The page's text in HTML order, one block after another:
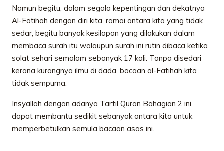
Namun begitu, dalam segala kepentingan dan dekatnya
Al-Fatihah dengan diri kita, ramai antara kita yang tidak
sedar, begitu banyak kesilapan yang dilakukan dalam
membaca surah itu walaupun surah ini rutin dibaca ketika
solat sehari semalam sebanyak 17 kali. Tanpa disedari
kerana kurangnya ilmu di dada, bacaan al-Fatihah kita
tidak sempurna.
Insyallah dengan adanya Tartil Quran Bahagian 2 ini
dapat membantu sedikit sebanyak antara kita untuk
memperbetulkan semula bacaan asas ini.